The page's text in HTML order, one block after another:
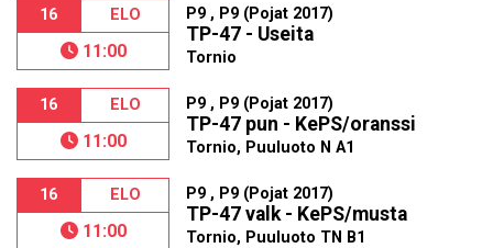
16 ELO
11:00
P9 , P9 (Pojat 2017)
TP-47 - Useita
Tornio
16 ELO
11:00
P9 , P9 (Pojat 2017)
TP-47 pun - KePS/oranssi
Tornio, Puuluoto N A1
16 ELO
11:00
P9 , P9 (Pojat 2017)
TP-47 valk - KePS/musta
Tornio, Puuluoto TN B1